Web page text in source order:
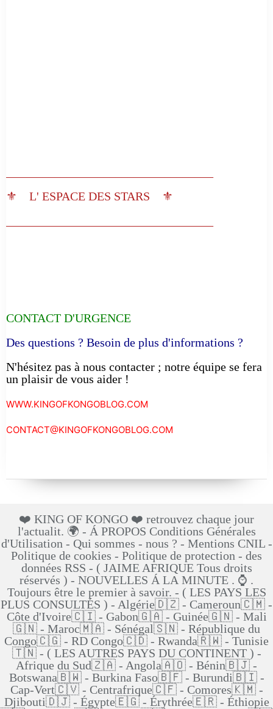
⚜️ L' ESPACE DES STARS ⚜️
CONTACT D'URGENCE
Des questions ? Besoin de plus d'informations ?
N'hésitez pas à nous contacter ; notre équipe se fera
un plaisir de vous aider !
WWW.KINGOFKONGOBLOG.COM
CONTACT@KINGOFKONGOBLOG.COM
❤️ KING OF KONGO ❤️ retrouvez chaque jour
l'actualit. 🌍 - Á PROPOS Conditions Générales
d'Utilisation - Qui sommes - nous ? - Mentions CNIL -
Politique de cookies - Politique de protection - des
données RSS - ( JAIME AFRIQUE Tous droits
réservés ) - NOUVELLES Á LA MINUTE . ⌚ .
Toujours être le premier à savoir. - ( LES PAYS LES
PLUS CONSULTÉS ) - Algérie🇩🇿 - Cameroun🇨🇲 -
Côte d'Ivoire🇨🇮 - Gabon🇬🇦 - Guinée🇬🇳 - Mali
🇬🇳 - Maroc🇲🇦 - Sénégal🇸🇳 - République du
Congo🇨🇬 - RD Congo🇨🇩 - Rwanda🇷🇼 - Tunisie
🇹🇳 - ( LES AUTRES PAYS DU CONTINENT ) -
Afrique du Sud🇿🇦 - Angola🇦🇴 - Bénin🇧🇯 -
Botswana🇧🇼 - Burkina Faso🇧🇫 - Burundi🇧🇮 -
Cap-Vert🇨🇻 - Centrafrique🇨🇫 - Comores🇰🇲 -
Djibouti🇩🇯 - Égypte🇪🇬 - Érythrée🇪🇷 - Éthiopie